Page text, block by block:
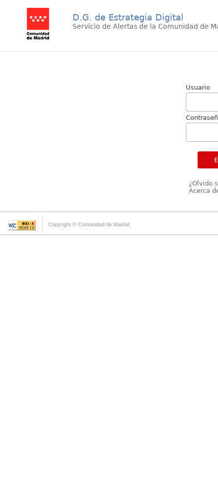
D.G. de Estrategia Digital
Servicio de Alertas de la Comunidad de
Usuario
¿Olvido
Acerca
Copyright © Comunidad de Madrid.